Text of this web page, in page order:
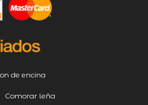
de encina
Comorar leña